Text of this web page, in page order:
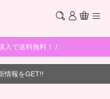
入で送料無料！ /
情報をGET!!